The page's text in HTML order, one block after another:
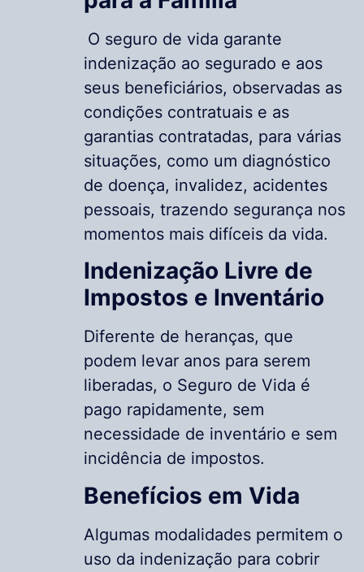
O seguro de vida garante
indenização ao segurado e aos
seus beneficiários, observadas as
condições contratuais e as
garantias contratadas, para várias
situações, como um diagnóstico
de doença, invalidez, acidentes
pessoais, trazendo segurança nos
momentos mais difíceis da vida.
Indenização Livre de
Impostos e Inventário
Diferente de heranças, que
podem levar anos para serem
liberadas, o Seguro de Vida é
pago rapidamente, sem
necessidade de inventário e sem
incidência de impostos.
Benefícios em Vida
Algumas modalidades permitem o
uso da indenização para cobrir